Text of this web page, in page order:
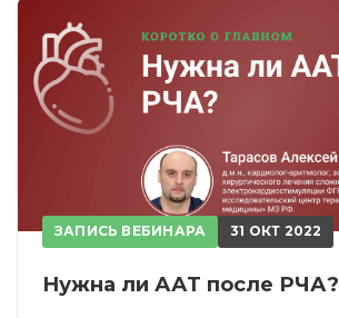
ЗАПИСЬ ВЕБИНАРА 31 ОКТ 2022
Нужна ли ААТ после РЧА?